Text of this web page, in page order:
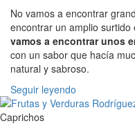
No vamos a encontrar
encontrar un amplio
vamos a encontrar unos
con un sabor que hacía
natural y sabroso.
Seguir leyendo
Caprichos